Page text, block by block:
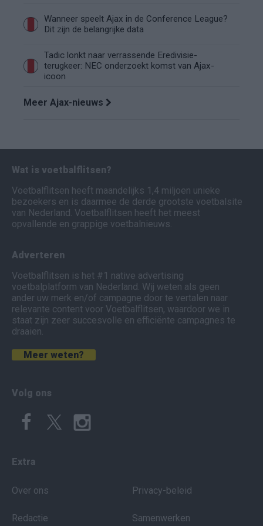
Wanneer speelt Ajax in de Conference League?
Dit zijn de belangrijke data
Tadic lonkt naar verrassende Eredivisie-
terugkeer: NEC onderzoekt komst van Ajax-
icoon
Meer Ajax-nieuws
Wat is voetbalflitsen?
Voetbalflitsen heeft maandelijks 1,4 miljoen unieke
bezoekers en is daarmee de derde grootste voetbalsite
van Nederland. Voetbalflitsen heeft het meest
opvallende en grappige voetbalnieuws.
Adverteren
Voetbalflitsen is het #1 native advertising
voetbalplatform van Nederland. Wij weten als geen
ander uw merk en/of campagne door te vertalen naar
relevante content voor Voetbalflitsen, waardoor we in
staat zijn zeer succesvolle en efficiënte campagnes te
draaien.
Meer weten?
Volg ons
Extra
Over ons
Redactie
Privacy-beleid
Samenwerken